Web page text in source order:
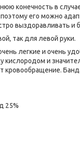
конечность в
его можно
выздоравливать и
так для левой руки.
легкие и очень
кислородом и
кровообращение.
25%